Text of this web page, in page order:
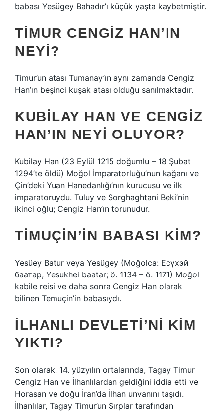
babası Yesügey Bahadır’ı küçük yaşta kaybetmiştir.
TIMUR CENGIZ HAN’IN
NEYI?
Timur’un atası Tumanay’ın aynı zamanda Cengiz
Han’ın beşinci kuşak atası olduğu sanılmaktadır.
KUBILAY HAN VE CENGIZ
HAN’IN NEYI OLUYOR?
Kubilay Han (23 Eylül 1215 doğumlu – 18 Şubat
1294’te öldü) Moğol İmparatorluğu’nun kağanı ve
Çin’deki Yuan Hanedanlığı’nın kurucusu ve ilk
imparatoruydu. Tuluy ve Sorghaghtani Beki’nin
ikinci oğlu; Cengiz Han’ın torunudur.
TIMUÇIN’IN BABASI KIM?
Yesüey Batur veya Yesügey (Moğolca: Есүхэй
баатар, Yesukhei baatar; ö. 1134 – ö. 1171) Moğol
kabile reisi ve daha sonra Cengiz Han olarak
bilinen Temuçin’in babasıydı.
İLHANLI DEVLETI’NI KIM
YIKTI?
Son olarak, 14. yüzyılın ortalarında, Tagay Timur
Cengiz Han ve İlhanlılardan geldiğini iddia etti ve
Horasan ve doğu İran’da İlhan unvanını taşıdı.
İlhanlılar, Tagay Timur’un Sırplar tarafından